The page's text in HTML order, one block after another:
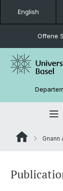
English
Offene
Gnann